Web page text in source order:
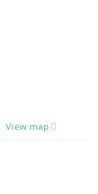
View map